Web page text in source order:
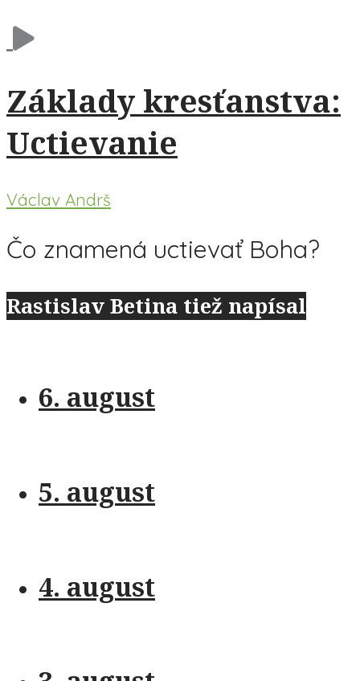
Základy kresťanstva:
Uctievanie
Václav Andrš
Čo znamená uctievať Boha?
Rastislav Betina tiež napísal
6. august
5. august
4. august